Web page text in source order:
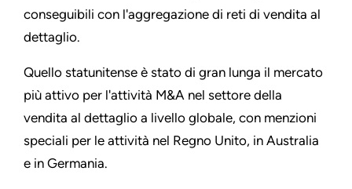
conseguibili con l'aggregazione di reti di vendita al
dettaglio.
Quello statunitense è stato di gran lunga il mercato
più attivo per l'attività M&A nel settore della
vendita al dettaglio a livello globale, con menzioni
speciali per le attività nel Regno Unito, in Australia
e in Germania.